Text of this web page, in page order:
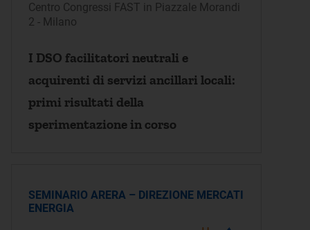
Centro Congressi FAST in Piazzale Morandi
2 - Milano
I DSO facilitatori neutrali e
acquirenti di servizi ancillari locali:
primi risultati della
sperimentazione in corso
SEMINARIO ARERA – DIREZIONE MERCATI
ENERGIA